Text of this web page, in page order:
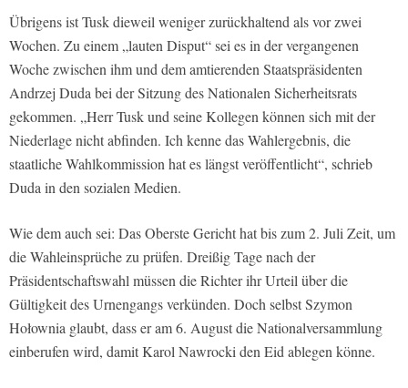
Übrigens ist Tusk dieweil weniger zurückhaltend als vor zwei
Wochen. Zu einem „lauten Disput“ sei es in der vergangenen
Woche zwischen ihm und dem amtierenden Staatspräsidenten
Andrzej Duda bei der Sitzung des Nationalen Sicherheitsrats
gekommen. „Herr Tusk und seine Kollegen können sich mit der
Niederlage nicht abfinden. Ich kenne das Wahlergebnis, die
staatliche Wahlkommission hat es längst veröffentlicht“, schrieb
Duda in den sozialen Medien.
Wie dem auch sei: Das Oberste Gericht hat bis zum 2. Juli Zeit, um
die Wahleinsprüche zu prüfen. Dreißig Tage nach der
Präsidentschaftswahl müssen die Richter ihr Urteil über die
Gültigkeit des Urnengangs verkünden. Doch selbst Szymon
Hołownia glaubt, dass er am 6. August die Nationalversammlung
einberufen wird, damit Karol Nawrocki den Eid ablegen könne.